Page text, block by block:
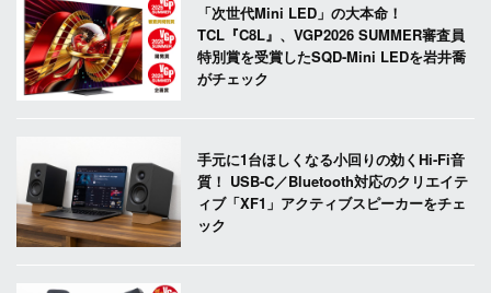
「次世代Mini LED」の大本命！
TCL『C8L』、VGP2026 SUMMER審査員
特別賞を受賞したSQD-Mini LEDを岩井喬
がチェック
手元に1台ほしくなる小回りの効くHi-Fi音
質！ USB-C／Bluetooth対応のクリエイテ
ィブ「XF1」アクティブスピーカーをチェ
ック